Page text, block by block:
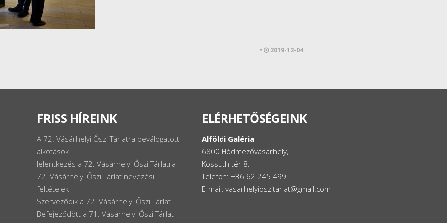
• 2019-12-04
FRISS HÍREINK
A 72. Vásárhelyi Őszi Tárlatra beválogatott
alkotások
Jelentkezés a 72. Vásárhelyi Őszi Tárlatra
72. Vásárhelyi Őszi Tárlat nevezési
feltételek
Szerveződik a 72. Vásárhelyi Őszi Tárlat
Befejeződött a 71. Vásárhelyi Őszi Tárlat
ELÉRHETŐSÉGEINK
Alföldi Galéria
6800 Hódmezővásárhely,
Kossuth tér 8.
Telefon: +36 62 245 499
E-mail: vasarhelyioszitarlat@gmail.com